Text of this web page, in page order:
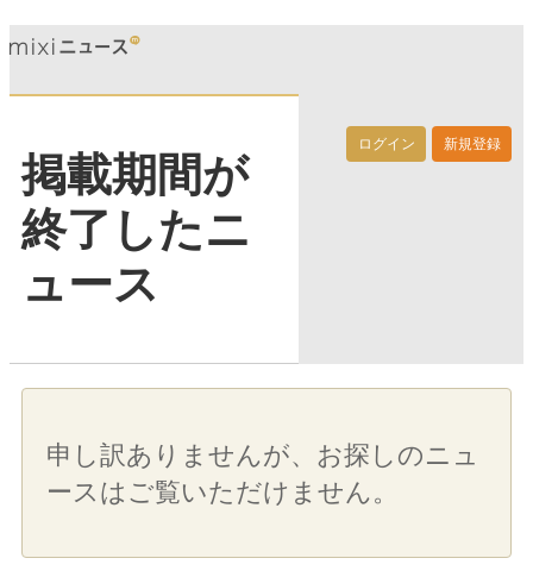
ログイン 新規登録
掲載期間が
終了したニ
ュース
申し訳ありませんが、お探しのニュ
ースはご覧いただけません。